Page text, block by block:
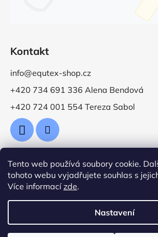
Tento web používá soubory cookie.
tohoto webu vyjadřujete souhlas s
Více informacízde.
Nastavení
Kontakt
info@equtex-shop.cz
+420 734 691 336 Alena Bendová
+420 724 001 554 Tereza Sabol
Přijímáme online platby